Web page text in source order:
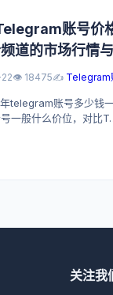
账号价
道的市场行情
👁️ 18475✍️ Telegram
telegram账号多少钱
一般什么价位，对比
关注我